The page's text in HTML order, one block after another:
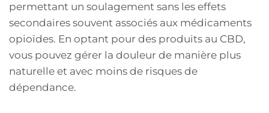
permettant un soulagement sans les effets
secondaires souvent associés aux médicaments
opioïdes. En optant pour des produits au CBD,
vous pouvez gérer la douleur de manière plus
naturelle et avec moins de risques de
dépendance.